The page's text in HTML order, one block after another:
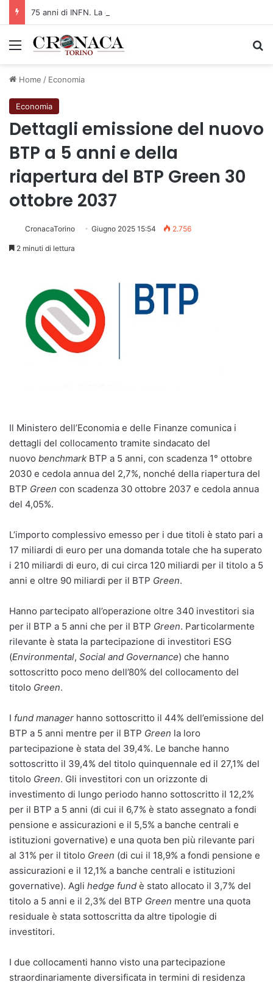
Menu
Home / Economia
Economia
Dettagli emissione del nuovo
BTP a 5 anni e della
riapertura del BTP Green 30
ottobre 2037
CronacaTorino Giugno 2025 15:54 2.756
2 minuti di lettura
Il Ministero dell’Economia e delle Finanze comunica i
dettagli del collocamento tramite sindacato del
nuovo benchmark BTP a 5 anni, con scadenza 1° ottobre
2030 e cedola annua del 2,7%, nonché della riapertura del
BTP Green con scadenza 30 ottobre 2037 e cedola annua
del 4,05%.
L’importo complessivo emesso per i due titoli è stato pari a
17 miliardi di euro per una domanda totale che ha superato
i 210 miliardi di euro, di cui circa 120 miliardi per il titolo a 5
anni e oltre 90 miliardi per il BTP Green.
Hanno partecipato all’operazione oltre 340 investitori sia
per il BTP a 5 anni che per il BTP Green. Particolarmente
rilevante è stata la partecipazione di investitori ESG
(Environmental, Social and Governance) che hanno
sottoscritto poco meno dell’80% del collocamento del
titolo Green.
I fund manager hanno sottoscritto il 44% dell’emissione del
BTP a 5 anni mentre per il BTP Green la loro
partecipazione è stata del 39,4%. Le banche hanno
sottoscritto il 39,4% del titolo quinquennale ed il 27,1% del
titolo Green. Gli investitori con un orizzonte di
investimento di lungo periodo hanno sottoscritto il 12,2%
per il BTP a 5 anni (di cui il 6,7% è stato assegnato a fondi
pensione e assicurazioni e il 5,5% a banche centrali e
istituzioni governative) e una quota ben più rilevante pari
al 31% per il titolo Green (di cui il 18,9% a fondi pensione e
assicurazioni e il 12,1% a banche centrali e istituzioni
governative). Agli hedge fund è stato allocato il 3,7% del
titolo a 5 anni e il 2,3% del BTP Green mentre una quota
residuale è stata sottoscritta da altre tipologie di
investitori.
I due collocamenti hanno visto una partecipazione
straordinariamente diversificata in termini di residenza